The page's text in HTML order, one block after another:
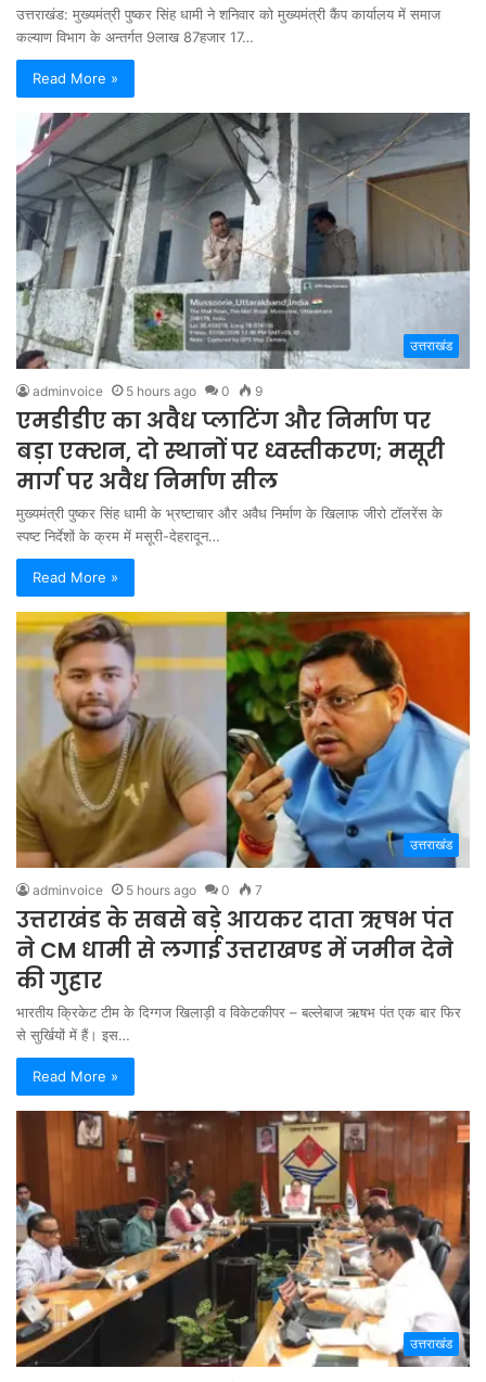
उत्तराखंड: मुख्यमंत्री पुष्कर सिंह धामी ने शनिवार को मुख्यमंत्री कैंप कार्यालय में समाज
कल्याण विभाग के अन्तर्गत 9लाख 87हजार 17…
Read More »
उत्तराखंड
adminvoice 5 hours ago 0 9
एमडीडीए का अवैध प्लाटिंग और निर्माण पर
बड़ा एक्शन, दो स्थानों पर ध्वस्तीकरण; मसूरी
मार्ग पर अवैध निर्माण सील
मुख्यमंत्री पुष्कर सिंह धामी के भ्रष्टाचार और अवैध निर्माण के खिलाफ जीरो टॉलरेंस के
स्पष्ट निर्देशों के क्रम में मसूरी-देहरादून…
Read More »
उत्तराखंड
adminvoice 5 hours ago 0 7
उत्तराखंड के सबसे बड़े आयकर दाता ऋषभ पंत
ने CM धामी से लगाई उत्तराखण्ड में जमीन देने
की गुहार
भारतीय क्रिकेट टीम के दिग्गज खिलाड़ी व विकेटकीपर – बल्लेबाज ऋषभ पंत एक बार फिर
से सुर्खियों में हैं। इस…
Read More »
उत्तराखंड